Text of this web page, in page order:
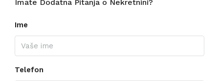
Imate Dodatna Pitanja o Nekretnini?
Ime
Telefon